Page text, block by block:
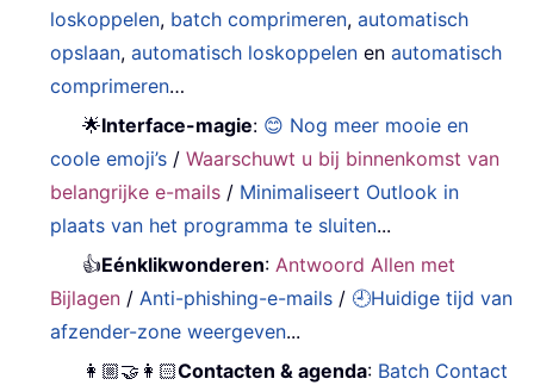
loskoppelen, batch comprimeren,automatisch
opslaan,automatisch loskoppelen enautomatisch
comprimeren…
🌟Interface-magie: 😊 Nog meer mooie en
coole emoji’s /Waarschuwt u bij binnenkomst van
belangrijke e-mails / Minimaliseert Outlook in
plaats van het programma te sluiten...
👍Eénklikwonderen:Antwoord Allen met
Bijlagen /Anti-phishing-e-mails / 🕘Huidige tijd van
afzender-zone weergeven...
👩🏼‍🤝‍👩🏻Contacten & agenda: Batch Contact